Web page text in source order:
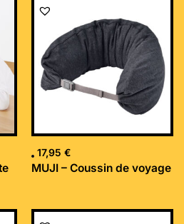
17,95 €
MUJI – Coussin de voyage
Le
Le